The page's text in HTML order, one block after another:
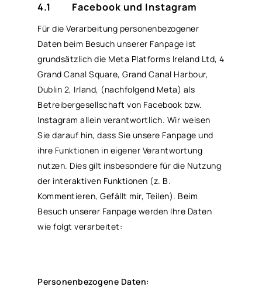
4.1 Facebook und Instagram
Für die Verarbeitung personenbezogener
Daten beim Besuch unserer Fanpage ist
grundsätzlich die Meta Platforms Ireland Ltd, 4
Grand Canal Square, Grand Canal Harbour,
Dublin 2, Irland, (nachfolgend Meta) als
Betreibergesellschaft von Facebook bzw.
Instagram allein verantwortlich. Wir weisen
Sie darauf hin, dass Sie unsere Fanpage und
ihre Funktionen in eigener Verantwortung
nutzen. Dies gilt insbesondere für die Nutzung
der interaktiven Funktionen (z. B.
Kommentieren, Gefällt mir, Teilen). Beim
Besuch unserer Fanpage werden Ihre Daten
wie folgt verarbeitet:
Personenbezogene Daten: